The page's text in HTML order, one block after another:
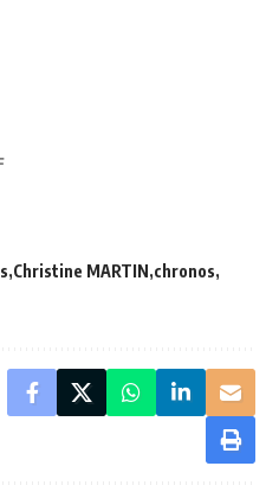
Christine MARTIN chronos